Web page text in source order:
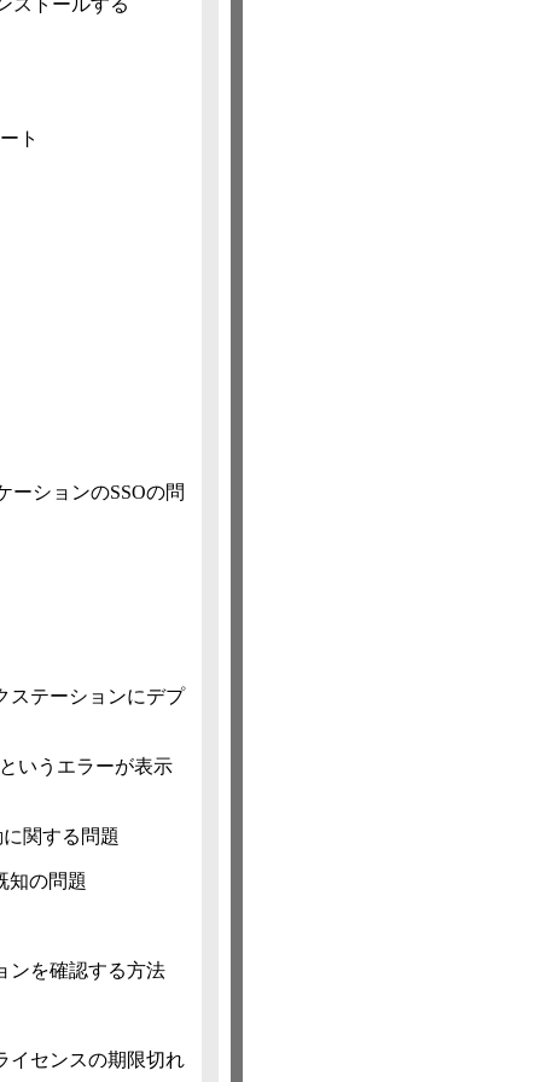
ストールする
ト
ーションのSSOの問
ステーションにデプ
いうエラーが表示
関する問題
知の問題
ンを確認する方法
イセンスの期限切れ